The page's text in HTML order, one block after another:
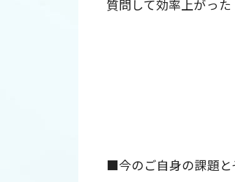
質問して効率上がった
■今のご自身の課題と